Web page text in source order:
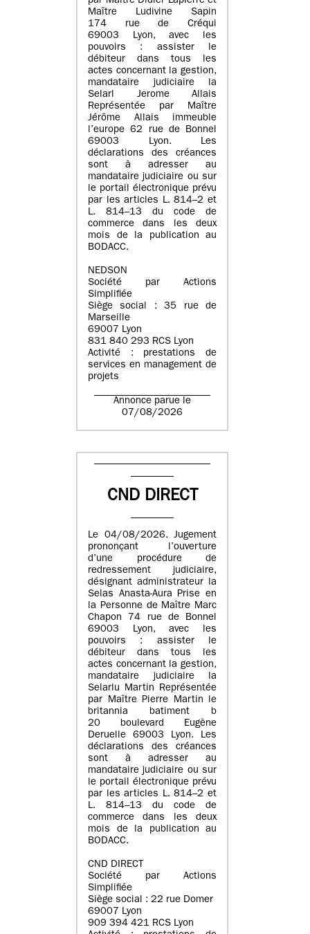
Maître Ludivine Sapin
174 rue de Créqui
69003 Lyon, avec les
pouvoirs : assister le
débiteur dans tous les
actes concernant la gestion,
mandataire judiciaire la
Selarl Jerome Allais
Représentée par Maître
Jérôme Allais immeuble
l’europe 62 rue de Bonnel
69003 Lyon. Les
déclarations des créances
sont à adresser au
mandataire judiciaire ou sur
le portail électronique prévu
par les articles L. 814–2 et
L. 814–13 du code de
commerce dans les deux
mois de la publication au
BODACC.
NEDSON
Société par Actions
Simplifiée
Siège social : 35 rue de
Marseille
69007 Lyon
831 840 293 RCS Lyon
Activité : prestations de
services en management de
projets
Annonce parue le
07/08/2026
CND DIRECT
Le 04/08/2026. Jugement
prononçant l’ouverture
d’une procédure de
redressement judiciaire,
désignant administrateur la
Selas Anasta-Aura Prise en
la Personne de Maître Marc
Chapon 74 rue de Bonnel
69003 Lyon, avec les
pouvoirs : assister le
débiteur dans tous les
actes concernant la gestion,
mandataire judiciaire la
Selarlu Martin Représentée
par Maître Pierre Martin le
britannia batiment b
20 boulevard Eugène
Deruelle 69003 Lyon. Les
déclarations des créances
sont à adresser au
mandataire judiciaire ou sur
le portail électronique prévu
par les articles L. 814–2 et
L. 814–13 du code de
commerce dans les deux
mois de la publication au
BODACC.
CND DIRECT
Société par Actions
Simplifiée
Siège social : 22 rue Domer
69007 Lyon
909 394 421 RCS Lyon